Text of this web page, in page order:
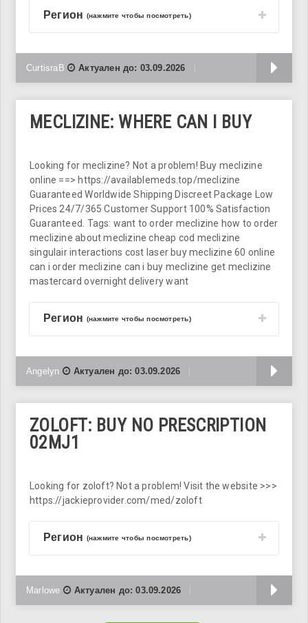
Регион (нажмите чтобы посмотреть)
CurtisraB Актуален до: 03.09.2026
MECLIZINE: WHERE CAN I BUY
Looking for meclizine? Not a problem! Buy meclizine
online ==> https://availablemeds.top/meclizine
Guaranteed Worldwide Shipping Discreet Package Low
Prices 24/7/365 Customer Support 100% Satisfaction
Guaranteed. Tags: want to order meclizine how to order
meclizine about meclizine cheap cod meclizine
singulair interactions cost laser buy meclizine 60 online
can i order meclizine can i buy meclizine get meclizine
mastercard overnight delivery want
Регион (нажмите чтобы посмотреть)
Angelyn Актуален до:03.09.2026
ZOLOFT: BUY NO PRESCRIPTION
02MJ1
Looking for zoloft? Not a problem! Visit the website >>>
https://jackieprovider.com/med/zoloft
Регион (нажмите чтобы посмотреть)
Marlowe Актуален до:03.09.2026